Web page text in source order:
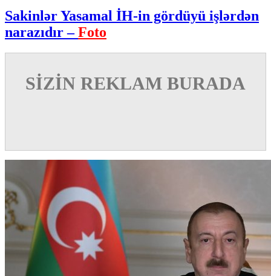
Sakinlər Yasamal İH-in gördüyü işlərdən
narazıdır –Foto
SİZİN REKLAM BURADA